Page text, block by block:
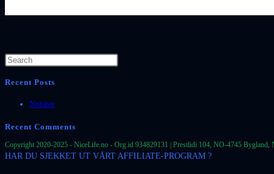
Recent Posts
Notater
Recent Comments
Copyright 2020-2025 - NiceLife.no - Org.id 934829131 | Prestlidi 104, NO-4745
HAR DU SJEKKET UT VÅRT AFFILIATE-PROGRAM ?